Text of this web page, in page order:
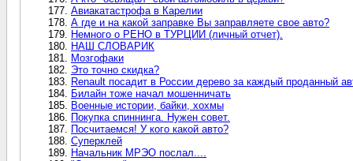
Авиакатастрофа в Карелии
А где и на какой заправке Вы заправляете свое авто?
Немного о РЕНО в ТУРЦИИ (личный отчет).
НАШ СЛОВАРИК
Мозгофаки
Это точно скидка?
Renault посадит в России дерево за каждый проданный
Билайн тоже начал мошенничать
Военные истории, байки, хохмы
Покупка спиннинга. Нужен совет.
Посчитаемся! У кого какой авто?
Суперклей
Начальник МРЭО послал....